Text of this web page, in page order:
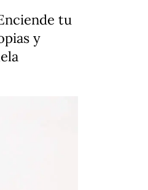
tu
y